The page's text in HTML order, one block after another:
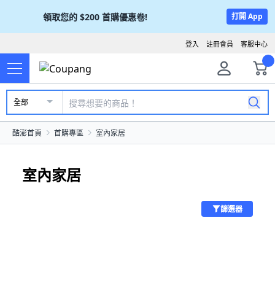
領取您的 $200 首購優惠卷! 打開 App
客服中心
註冊會員
登入
全部
酷澎首頁 首購專區 室內家居
室內家居
篩選器